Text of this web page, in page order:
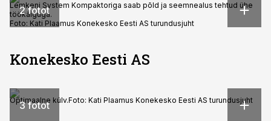
2 fotot
Lemkeni System Kompaktoriga saab põld ja seemnealus tehtud ühe
töökäiguga.
Foto: Kati Plaamus Konekesko Eesti AS turundusjuht
Konekesko Eesti AS
3 fotot
Optimaalne külv.Foto: Kati Plaamus Konekesko Eesti AS turundusjuht